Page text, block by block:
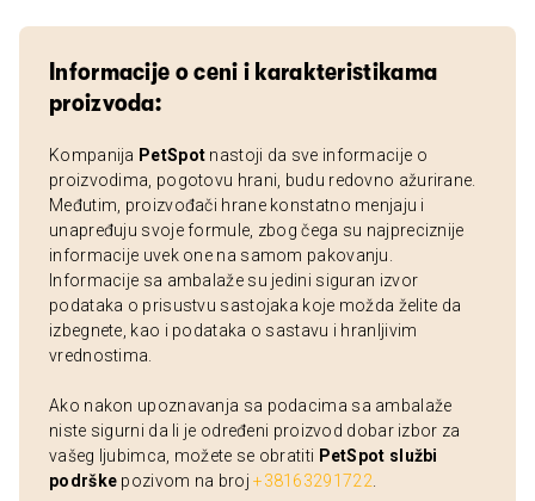
Informacije o ceni i karakteristikama
proizvoda:
Kompanija PetSpot nastoji da sve informacije o
proizvodima, pogotovu hrani, budu redovno ažurirane.
Međutim, proizvođači hrane konstatno menjaju i
unapređuju svoje formule, zbog čega su najpreciznije
informacije uvek one na samom pakovanju.
Informacije sa ambalaže su jedini siguran izvor
podataka o prisustvu sastojaka koje možda želite da
izbegnete, kao i podataka o sastavu i hranljivim
vrednostima.
Ako nakon upoznavanja sa podacima sa ambalaže
niste sigurni da li je određeni proizvod dobar izbor za
vašeg ljubimca, možete se obratiti PetSpot službi
podrške pozivom na broj+38163291722